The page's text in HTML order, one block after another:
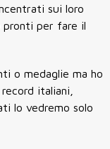
sui loro
per fare il
o medaglie ma ho
italiani,
lo vedremo solo